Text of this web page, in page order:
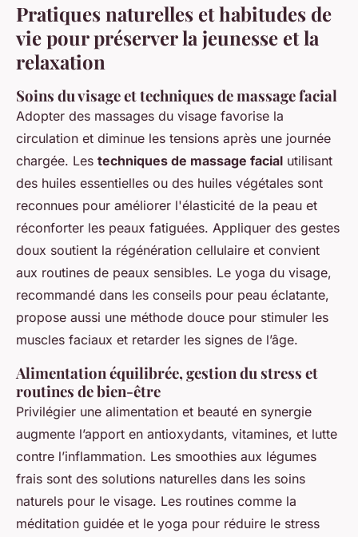
Pratiques naturelles et habitudes de
vie pour préserver la jeunesse et la
relaxation
Soins du visage et techniques de massage facial
Adopter des massages du visage favorise la
circulation et diminue les tensions après une journée
chargée. Les techniques de massage facial utilisant
des huiles essentielles ou des huiles végétales sont
reconnues pour améliorer l'élasticité de la peau et
réconforter les peaux fatiguées. Appliquer des gestes
doux soutient la régénération cellulaire et convient
aux routines de peaux sensibles. Le yoga du visage,
recommandé dans les conseils pour peau éclatante,
propose aussi une méthode douce pour stimuler les
muscles faciaux et retarder les signes de l’âge.
Alimentation équilibrée, gestion du stress et
routines de bien-être
Privilégier une alimentation et beauté en synergie
augmente l’apport en antioxydants, vitamines, et lutte
contre l’inflammation. Les smoothies aux légumes
frais sont des solutions naturelles dans les soins
naturels pour le visage. Les routines comme la
méditation guidée et le yoga pour réduire le stress